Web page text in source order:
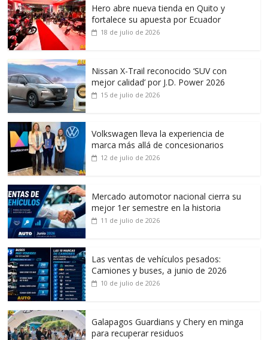
Hero abre nueva tienda en Quito y
fortalece su apuesta por Ecuador
18 de julio de 2026
Nissan X-Trail reconocido ‘SUV con
mejor calidad’ por J.D. Power 2026
15 de julio de 2026
Volkswagen lleva la experiencia de
marca más allá de concesionarios
12 de julio de 2026
Mercado automotor nacional cierra su
mejor 1er semestre en la historia
11 de julio de 2026
Las ventas de vehículos pesados:
Camiones y buses, a junio de 2026
10 de julio de 2026
Galapagos Guardians y Chery en minga
para recuperar residuos